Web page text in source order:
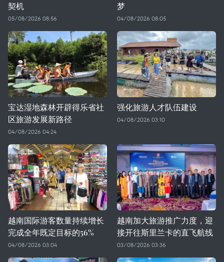
契机
05/08/2026 08:56
梦
04/08/2026 08:05
宝达湿地森林开辟得乐省社
区旅游发展新路径
04/08/2026 04:24
强化旅游人才队伍建设
04/08/2026 03:10
越南国际游客数量持续增长
完成全年既定目标的56%
04/08/2026 03:04
越南加大旅游推广力度，迎
接开往斯里兰卡的直飞航线
03/08/2026 03:36